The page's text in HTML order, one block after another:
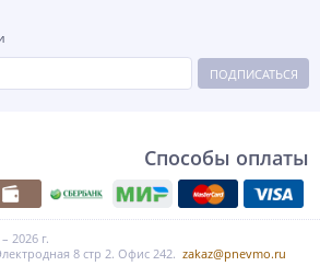
ПОДПИСАТЬСЯ
Способы оплаты
2026 г.
8 стр 2. Офис 242. zakaz@pnevmo.ru